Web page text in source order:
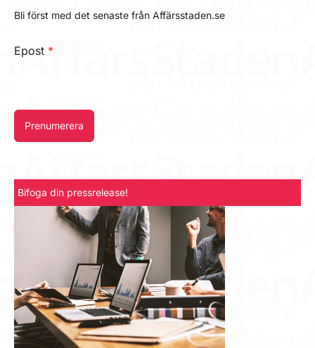
Bli först med det senaste från Affärsstaden.se
Epost *
Prenumerera
Bifoga din pressrelease!